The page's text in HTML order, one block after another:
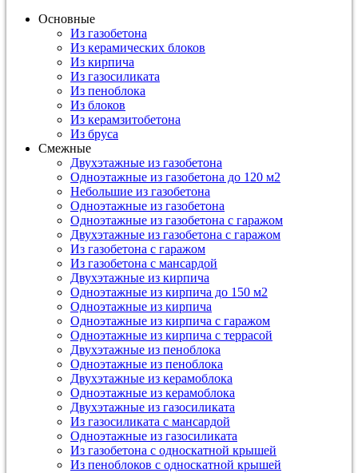
Основные
Из газобетона
Из керамических блоков
Из кирпича
Из газосиликата
Из пеноблока
Из блоков
Из керамзитобетона
Из бруса
Смежные
Двухэтажные из газобетона
Одноэтажные из газобетона до 120 м2
Небольшие из газобетона
Одноэтажные из газобетона
Одноэтажные из газобетона с гаражом
Двухэтажные из газобетона с гаражом
Из газобетона с гаражом
Из газобетона с мансардой
Двухэтажные из кирпича
Одноэтажные из кирпича до 150 м2
Одноэтажные из кирпича
Одноэтажные из кирпича с гаражом
Одноэтажные из кирпича с террасой
Двухэтажные из пеноблока
Одноэтажные из пеноблока
Двухэтажные из керамоблока
Одноэтажные из керамоблока
Двухэтажные из газосиликата
Из газосиликата с мансардой
Одноэтажные из газосиликата
Из газобетона с односкатной крышей
Из пеноблоков с односкатной крышей